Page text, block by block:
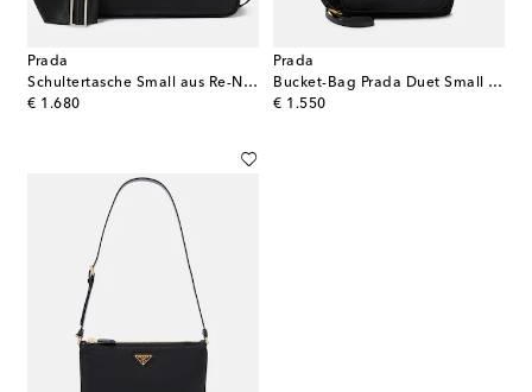
Prada
Schultertasche Small aus Re-Nylon
€ 1.680
original price
Prada
Bucket-Bag Prada Duet Small aus Re-Nylon
€ 1.550
original price